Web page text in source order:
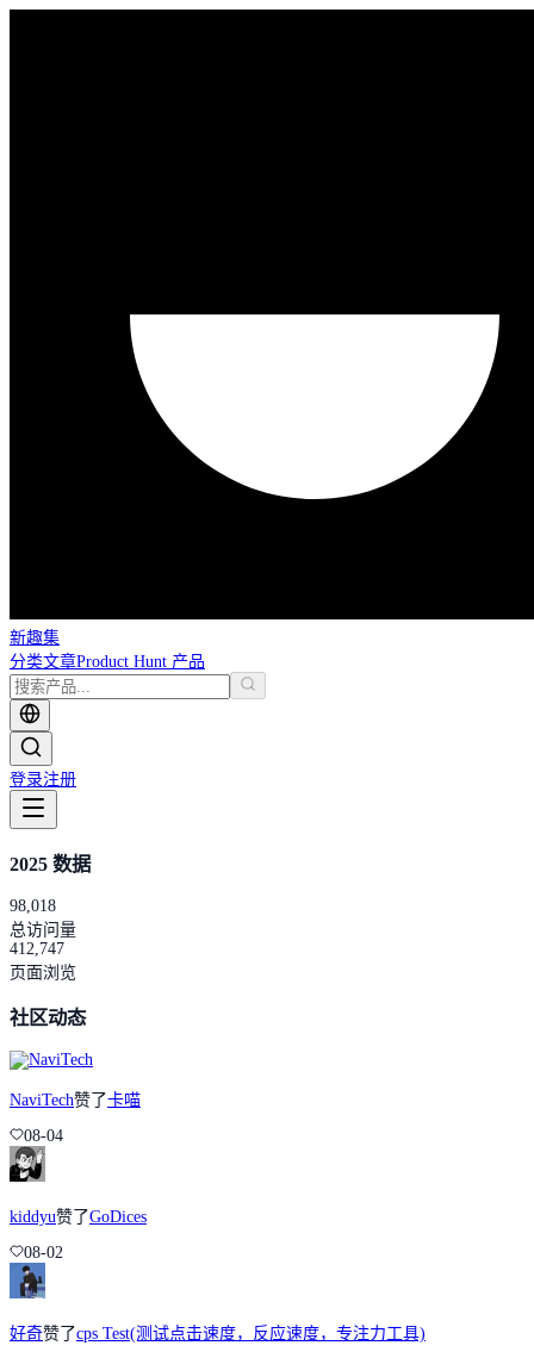
新趣集
分类文章Product Hunt 产品
登录注册
2025 数据
98,018
总访问量
412,747
页面浏览
社区动态
NaviTech赞了卡喵
08-04
kiddyu赞了GoDices
08-02
好奇赞了cps Test(测试点击速度，反应速度，专注力工具)